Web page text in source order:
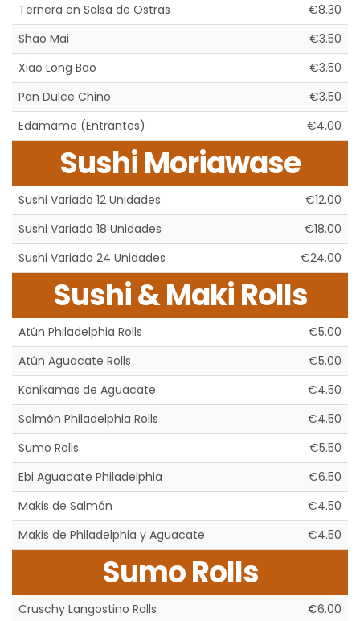
Ternera en Salsa de Ostras
€8.30
Shao Mai
€3.50
Xiao Long Bao
€3.50
Pan Dulce Chino
€3.50
Edamame (Entrantes)
€4.00
Sushi Moriawase
Sushi Variado 12 Unidades
€12.00
Sushi Variado 18 Unidades
€18.00
Sushi Variado 24 Unidades
€24.00
Sushi & Maki Rolls
Atún Philadelphia Rolls
€5.00
Atún Aguacate Rolls
€5.00
Kanikamas de Aguacate
€4.50
Salmón Philadelphia Rolls
€4.50
Sumo Rolls
€5.50
Ebi Aguacate Philadelphia
€6.50
Makis de Salmón
€4.50
Makis de Philadelphia y Aguacate
€4.50
Sumo Rolls
Cruschy Langostino Rolls €6.00